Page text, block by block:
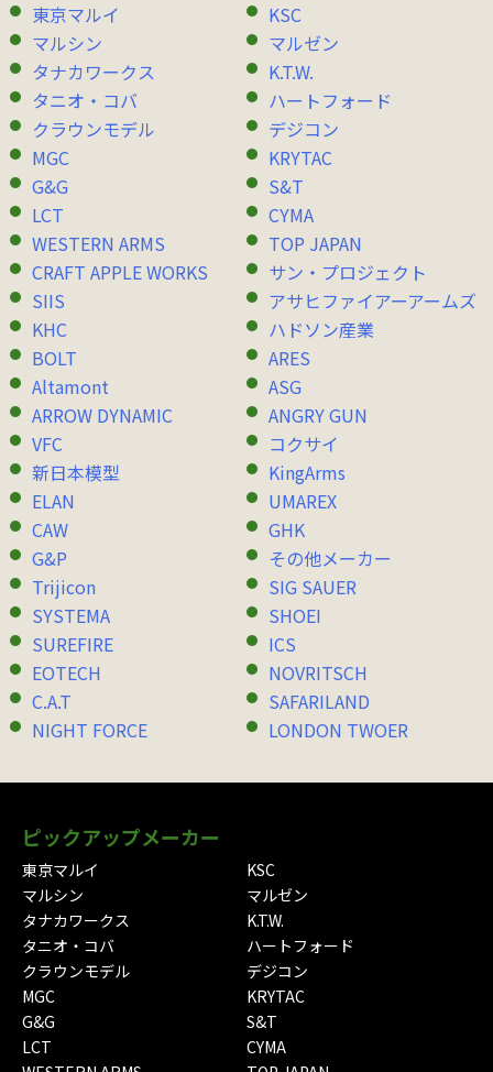
東京マルイ
KSC
マルシン
マルゼン
タナカワークス
K.T.W.
タニオ・コバ
ハートフォード
クラウンモデル
デジコン
MGC
KRYTAC
G&G
S&T
LCT
CYMA
WESTERN ARMS
TOP JAPAN
CRAFT APPLE WORKS
サン・プロジェクト
SIIS
アサヒファイアーアームズ
KHC
ハドソン産業
BOLT
ARES
Altamont
ASG
ARROW DYNAMIC
ANGRY GUN
VFC
コクサイ
新日本模型
KingArms
ELAN
UMAREX
CAW
GHK
G&P
その他メーカー
Trijicon
SIG SAUER
SYSTEMA
SHOEI
SUREFIRE
ICS
EOTECH
NOVRITSCH
C.A.T
SAFARILAND
NIGHT FORCE
LONDON TWOER
ピックアップメーカー
東京マルイ
KSC
マルシン
マルゼン
タナカワークス
K.T.W.
タニオ・コバ
ハートフォード
クラウンモデル
デジコン
MGC
KRYTAC
G&G
S&T
LCT
CYMA